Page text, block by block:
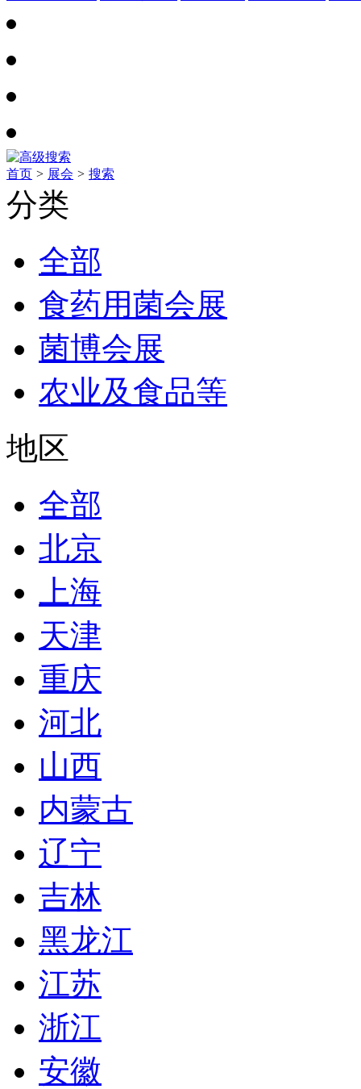
首页 > 展会 > 搜索
分类
全部
食药用菌会展
菌博会展
农业及食品等
地区
全部
北京
上海
天津
重庆
河北
山西
内蒙古
辽宁
吉林
黑龙江
江苏
浙江
安徽